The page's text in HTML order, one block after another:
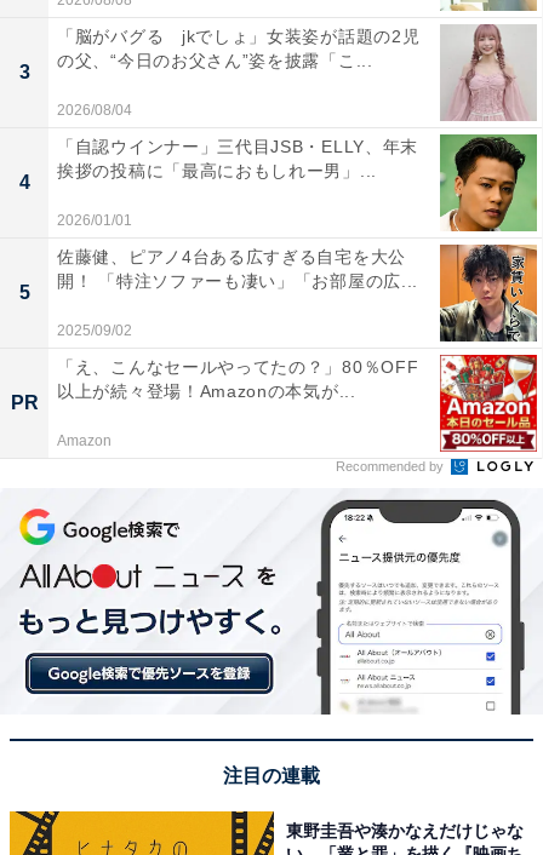
3
「脳がバグる jkでしょ」女装姿が話題の2児
の父、“今日のお父さん”姿を披露「こ...
2026/08/04
4
「自認ウインナー」三代目JSB・ELLY、年末
挨拶の投稿に「最高におもしれー男」...
2026/01/01
5
佐藤健、ピアノ4台ある広すぎる自宅を大公
開！ 「特注ソファーも凄い」「お部屋の広...
2025/09/02
PR
「え、こんなセールやってたの？」80％OFF
以上が続々登場！Amazonの本気が...
Amazon
Recommended by
注目の連載
東野圭吾や湊かなえだけじゃな